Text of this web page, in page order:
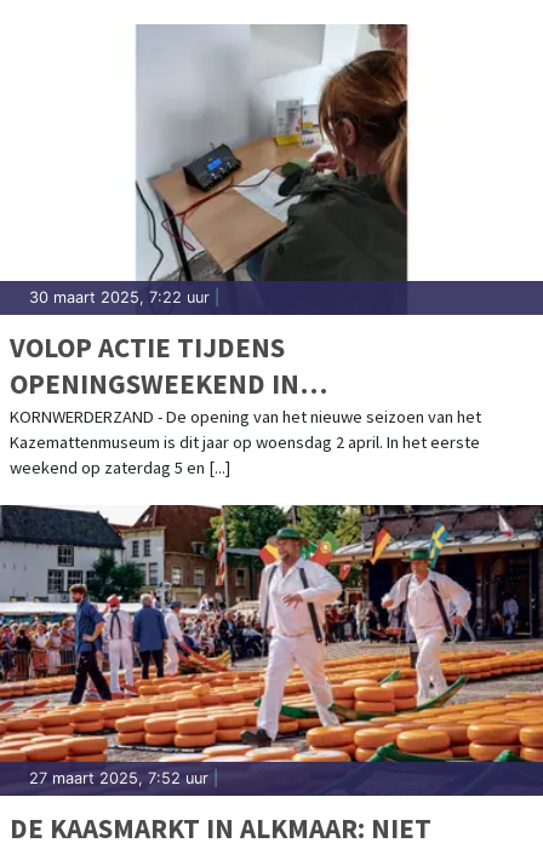
30 maart 2025, 7:22 uur
VOLOP ACTIE TIJDENS
OPENINGSWEEKEND IN
KAZEMATTENMUSEUM
KORNWERDERZAND - De opening van het nieuwe seizoen van het
Kazemattenmuseum is dit jaar op woensdag 2 april. In het eerste
weekend op zaterdag 5 en [...]
27 maart 2025, 7:52 uur
DE KAASMARKT IN ALKMAAR: NIET